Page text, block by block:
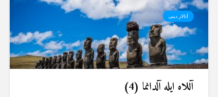
آتالار دینی
آللاە ایلە آلدانما (4)